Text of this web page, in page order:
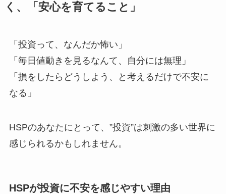
く、「安心を育てること」
「投資って、なんだか怖い」
「毎日値動きを見るなんて、自分には無理」
「損をしたらどうしよう、と考えるだけで不安に
なる」
HSPのあなたにとって、”投資”は刺激の多い世界に
感じられるかもしれません。
HSPが投資に不安を感じやすい理由